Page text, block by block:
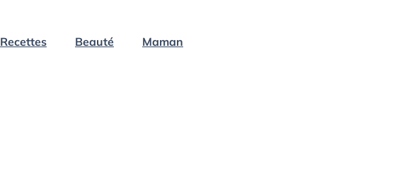
Recettes Beauté Maman